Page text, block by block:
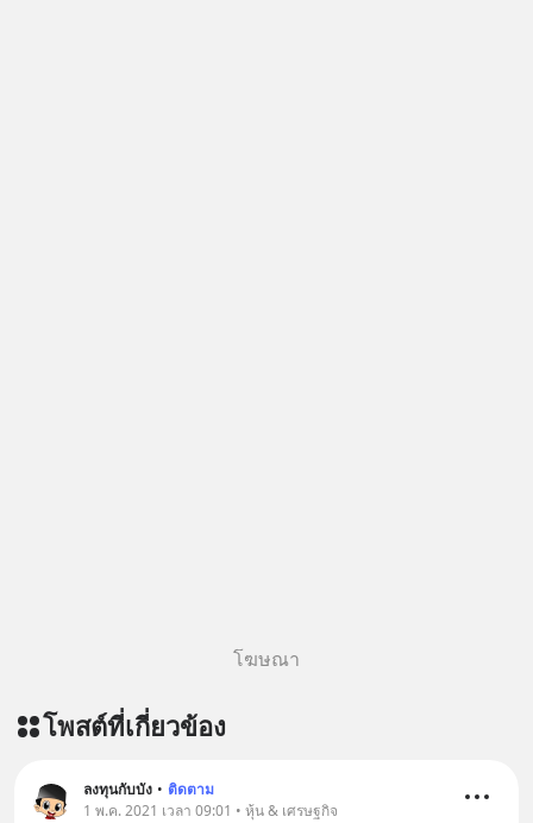
โฆษณา
โพสต์ที่เกี่ยวข้อง
ลงทุนกับบัง • ติดตาม
1 พ.ค. 2021 เวลา 09:01 • หุ้น & เศรษฐกิจ